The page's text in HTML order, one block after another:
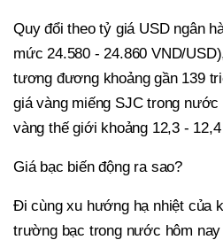
Quy đổi theo tỷ giá USD ngân
mức 24.580 - 24.860 VND/
tương đương khoảng gần 139
giá vàng miếng SJC trong
vàng thế giới khoảng 12,3 -
Giá bạc biến động ra sao?
Đi cùng xu hướng hạ nhiệt của
trường bạc trong nước hôm